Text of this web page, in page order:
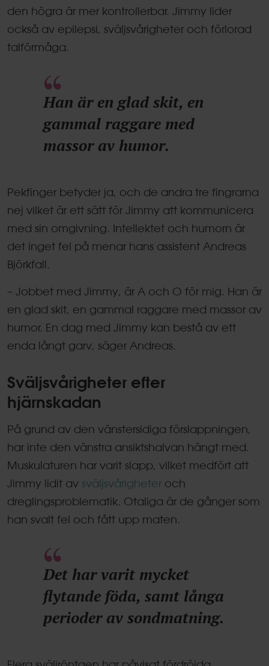
den högra är mer kontrollerbar. Jimmy lider
också av epilepsi, sväljsvårigheter och förlorad
talförmåga.
Han är en glad skit, en
gammal raggare med
massor av humor.
Pekfinger betyder ja, och de andra tre fingrarna
nej vilket är ett sätt för Jimmy att kommunicera
med sin omgivning. Intellektet och humorn är
det inget fel på menar hans assistent Andreas
Björkfall.
– Jobbet med Jimmy, är A och O för mig. Han är
en glad skit, en gammal raggare med massor av
humor. En dag med Jimmy kan bestå av ett
enda långt garv, säger Andreas.
Sväljsvårigheter efter
hjärnskadan
På grund av den vänstersidiga förslappningen,
har inte den vänstra ansiktshalvan hängt med.
Muskulaturen har varit slapp, vilket medfört att
Jimmy lidit av sväljsvårigheter och
dreglingsproblematik. Otaliga är de gånger som
han svalt fel och fått upp maten.
Det har varit mycket
flytande föda, samt långa
perioder av sondmatning.